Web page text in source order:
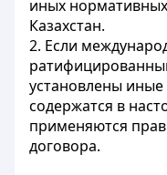
иных
Казахстан.
2. Если
установлены
содержатся в
применяются
договора.